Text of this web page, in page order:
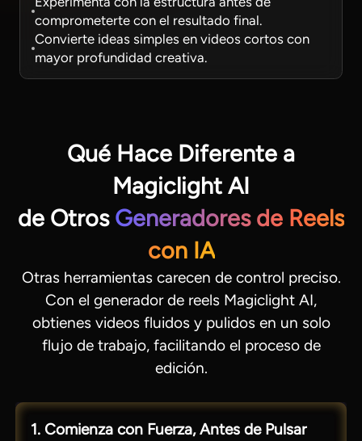
comprometerte con el resultado final.
Convierte ideas simples en videos cortos con
mayor profundidad creativa.
Qué Hace Diferente a
Magiclight AI
de Otros Generadores de Reels
con IA
Otras herramientas carecen de control preciso.
Con el generador de reels Magiclight AI,
obtienes videos fluidos y pulidos en un solo
flujo de trabajo, facilitando el proceso de
edición.
1. Comienza con Fuerza, Antes de Pulsar